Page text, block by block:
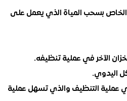
الخاص بسحب المياة الذي يعمل على
الآخر في عملية تنظيفه.
اليدوي.
عملية التنظيف والذي تسهل عملية